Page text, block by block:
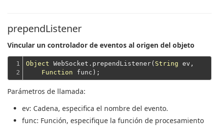
prependListener
Vincular un controlador de eventos al origen del objeto
1
2
Object WebSocket.prependListener( String ev,
Function
Parámetros de llamada:
ev: Cadena, especifica el nombre del evento.
func: Función, especifique la función de procesamiento